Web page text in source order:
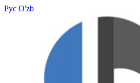
Рус O'zb